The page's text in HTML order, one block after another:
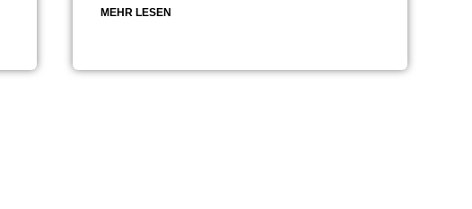
MEHR LESEN